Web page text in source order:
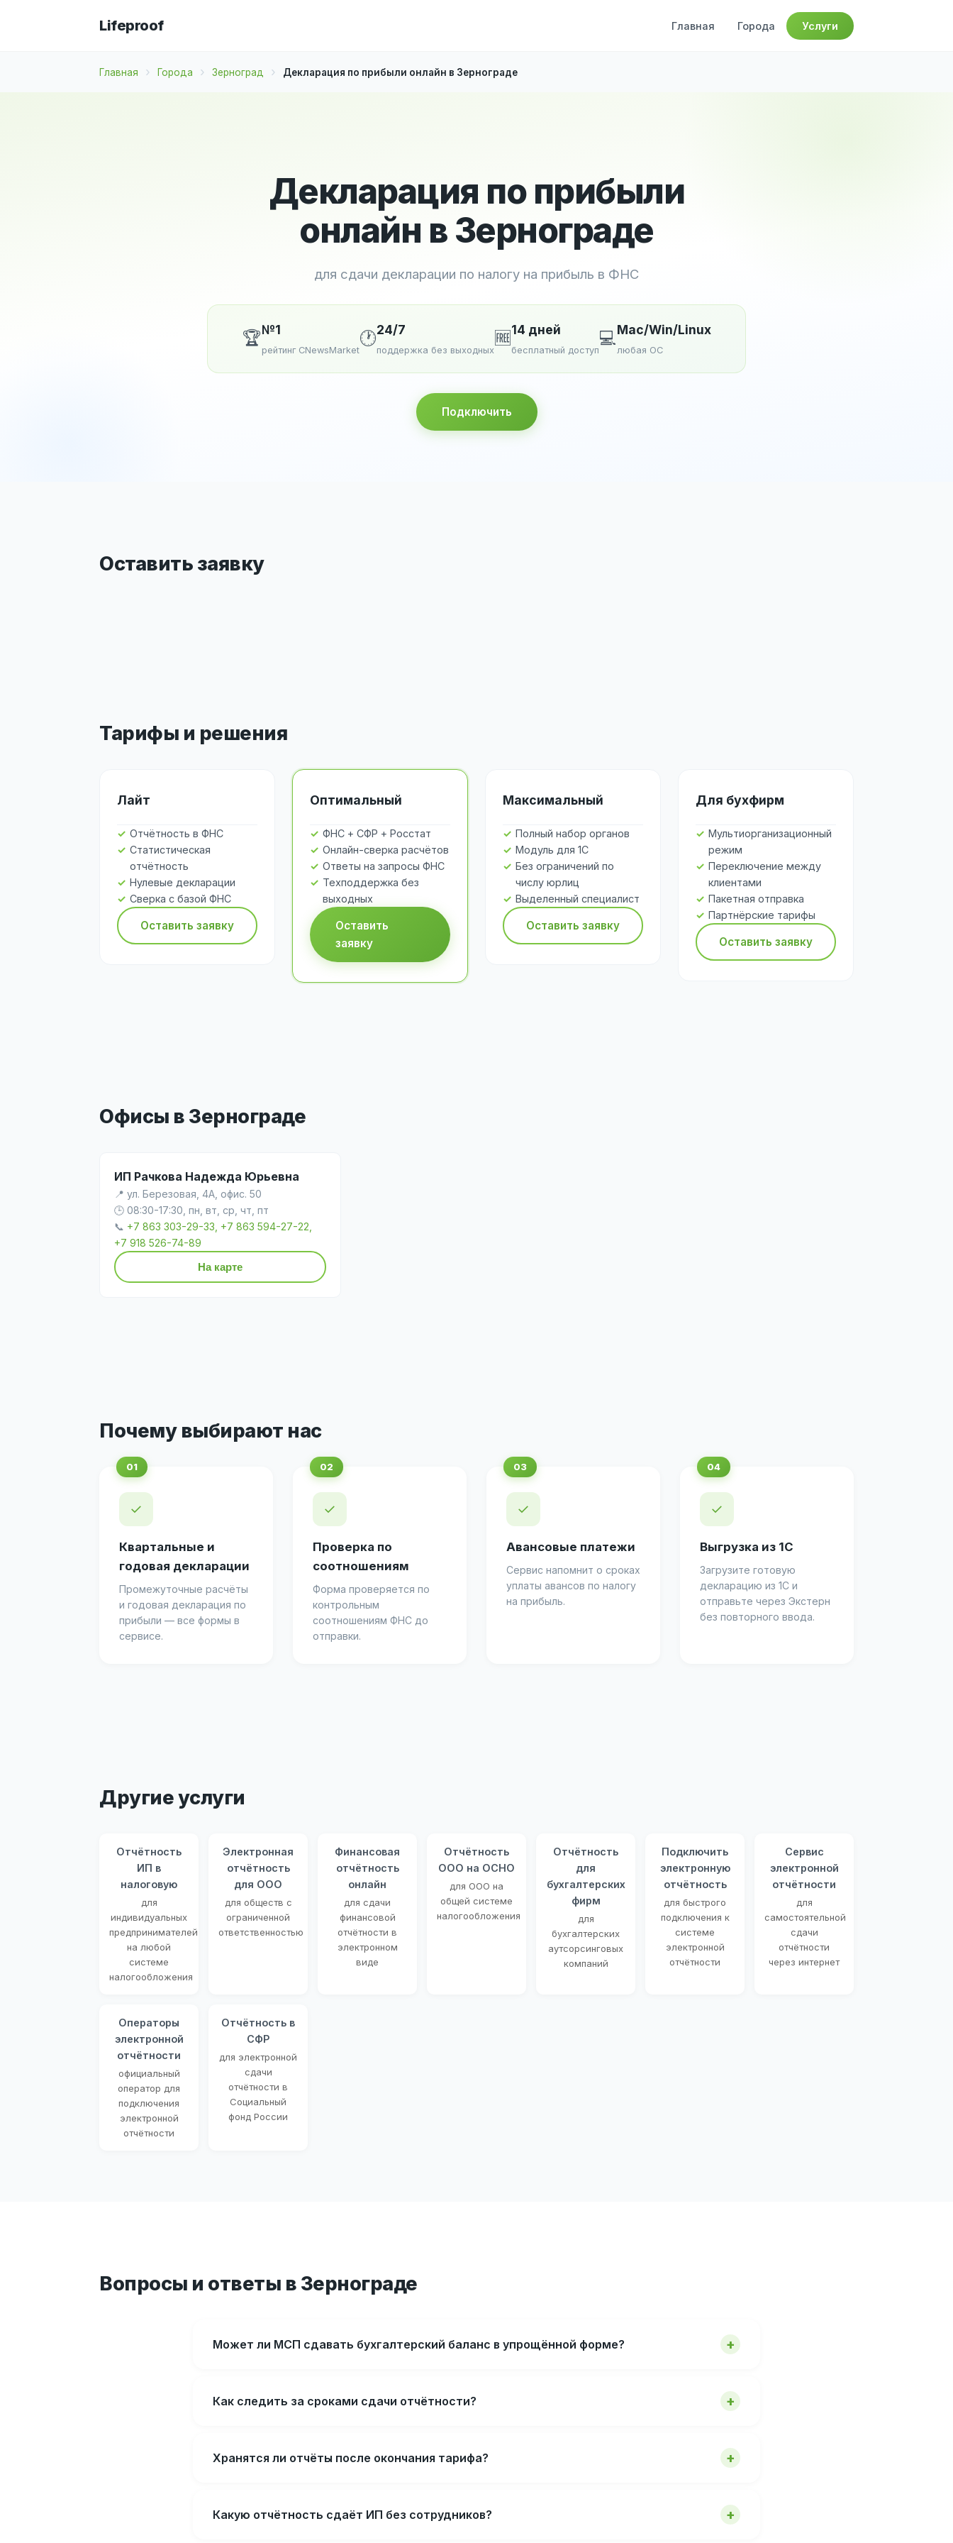
Lifeproof Главная Города Услуги
Главная Города Зерноград Декларация по прибыли онлайн в Зернограде
Декларация по прибыли
онлайн в Зернограде
для сдачи декларации по налогу на прибыль в ФНС
🏆№1
рейтинг CNewsMarket
🕐24/7
поддержка без выходных
🆓14 дней
бесплатный доступ
💻Mac/Win/Linux
любая ОС
Подключить
Оставить заявку
Тарифы и решения
Лайт
Отчётность в ФНС
Статистическая
отчётность
Нулевые декларации
Сверка с базой ФНС
Оставить заявку
Оптимальный
ФНС + СФР + Росстат
Онлайн-сверка расчётов
Ответы на запросы ФНС
Техподдержка без
выходных
Оставить
заявку
Максимальный
Полный набор органов
Модуль для 1С
Без ограничений по
числу юрлиц
Выделенный специалист
Оставить заявку
Для бухфирм
Мультиорганизационный
режим
Переключение между
клиентами
Пакетная отправка
Партнёрские тарифы
Оставить заявку
Офисы в Зернограде
ИП Рачкова Надежда Юрьевна
📍 ул. Березовая, 4А, офис. 50
🕒 08:30-17:30, пн, вт, ср, чт, пт
📞 +7 863 303-29-33, +7 863 594-27-22,
+7 918 526-74-89
На карте
Почему выбирают нас
✓
Квартальные и
годовая декларации
Промежуточные расчёты
и годовая декларация по
прибыли — все формы в
сервисе.
✓
Проверка по
соотношениям
Форма проверяется по
контрольным
соотношениям ФНС до
отправки.
✓
Авансовые платежи
Сервис напомнит о сроках
уплаты авансов по налогу
на прибыль.
✓
Выгрузка из 1С
Загрузите готовую
декларацию из 1С и
отправьте через Экстерн
без повторного ввода.
Другие услуги
Отчётность
ИП в
налоговую
для
индивидуальных
предпринимателей
на любой
системе
налогообложения
Электронная
отчётность
для ООО
для обществ с
ограниченной
ответственностью
Финансовая
отчётность
онлайн
для сдачи
финансовой
отчётности в
электронном
виде
Отчётность
ООО на ОСНО
для ООО на
общей системе
налогообложения
Отчётность
для
бухгалтерских
фирм
для
бухгалтерских
аутсорсинговых
компаний
Подключить
электронную
отчётность
для быстрого
подключения к
системе
электронной
отчётности
Сервис
электронной
отчётности
для
самостоятельной
сдачи
отчётности
через интернет
Операторы
электронной
отчётности
официальный
оператор для
подключения
электронной
отчётности
Отчётность в
СФР
для электронной
сдачи
отчётности в
Социальный
фонд России
Вопросы и ответы в Зернограде
Может ли МСП сдавать бухгалтерский баланс в упрощённой форме?
Как следить за сроками сдачи отчётности?
Хранятся ли отчёты после окончания тарифа?
Какую отчётность сдаёт ИП без сотрудников?